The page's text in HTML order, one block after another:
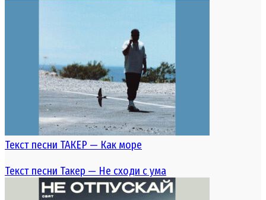
Текст песни ТАКЕР — Как море
Текст песни Такер — Не сходи с ума